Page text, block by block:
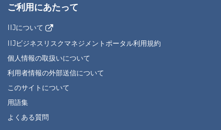
ご利用にあたって
IIJについて
IIJビジネスリスクマネジメントポータル利用規約
個人情報の取扱いについて
利用者情報の外部送信について
このサイトについて
用語集
よくある質問